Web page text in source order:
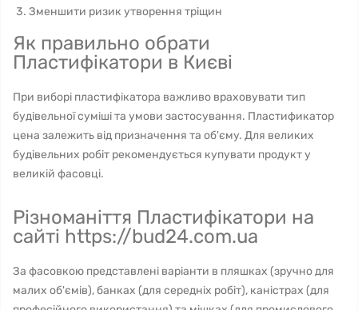
Зменшити ризик утворення тріщин
Як правильно обрати
Пластифікатори в Києві
При виборі пластифікатора важливо враховувати тип
будівельної суміші та умови застосування. Пластификатор
цена залежить від призначення та об'єму. Для великих
будівельних робіт рекомендується купувати продукт у
великій фасовці.
Різноманіття Пластифікатори на
сайті https://bud24.com.ua
За фасовкою представлені варіанти в пляшках (зручно для
малих об'ємів), банках (для середніх робіт), каністрах (для